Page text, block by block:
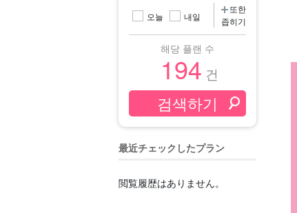
오늘 내일
또한
좁히기
해당 플랜 수
194 건
最近チェックしたプラン
閲覧履歴はありません。